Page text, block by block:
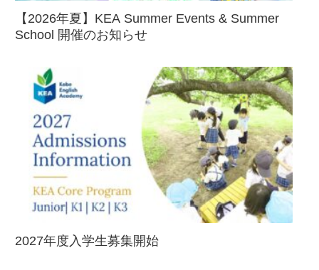
【2026年夏】KEA Summer Events & Summer
School 開催のお知らせ
2027年度入学生募集開始